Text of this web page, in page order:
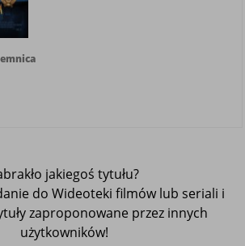
jakiegoś tytułu?
do Wideoteki filmów lub seriali i
zaproponowane przez innych
użytkowników!